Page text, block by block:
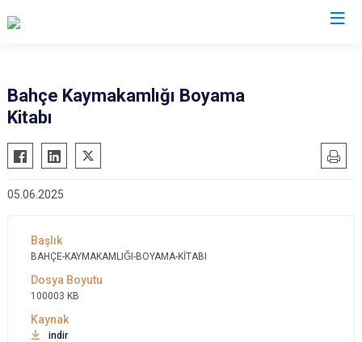
Bahçe
Düziçi
Kadirli
Toprakkale
Bahçe Kaymakamlığı Boyama
Kitabı
05.06.2025
BAHÇE-KAYMAKAMLIĞI-BOYAMA-KİTABI
100003 KB
indir